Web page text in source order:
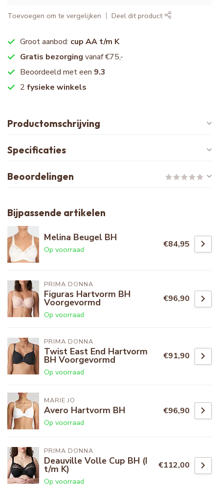
Toevoegen om te vergelijken Deel dit product
Groot aanbod: cup AA t/m K
Gratis bezorging vanaf €75,-
Beoordeeld met een 9.3
2 fysieke winkels
Productomschrijving
Specificaties
Beoordelingen
Bijpassende artikelen
Melina Beugel BH
Op voorraad
€84,95
PRIMA DONNA
Figuras Hartvorm BH
Voorgevormd
Op voorraad
€96,90
PRIMA DONNA
Twist East End Hartvorm
BH Voorgevormd
Op voorraad
€91,90
MARIE JO
Avero Hartvorm BH
Op voorraad
€96,90
PRIMA DONNA
Deauville Volle Cup BH (I
t/m K)
Op voorraad
€112,00